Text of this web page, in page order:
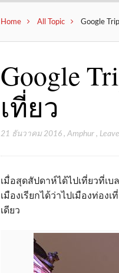
Home All Topic Google
Google
เที่ยว
21 ธันวาคม 2016 ,Amphur ,
เมื่อสุดสัปดาห์ได้ไปเที่ยวที่เบ
เมืองเรียกได้ว่าไปเมืองท่อง
เดียว